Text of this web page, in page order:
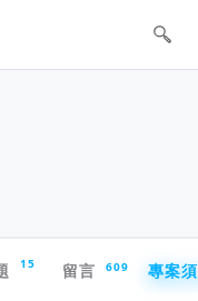
| 台灣最值得信賴的群眾
平台
15 留言 609 專案